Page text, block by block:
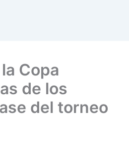
Copa
de los
del torneo